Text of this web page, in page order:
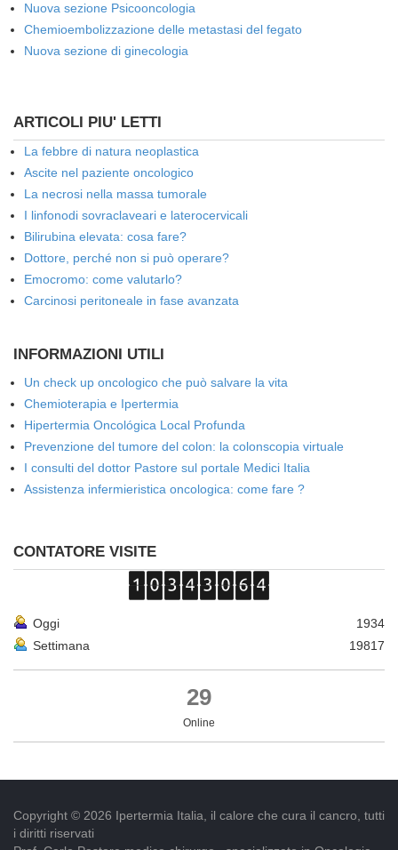
Nuova sezione Psicooncologia
Chemioembolizzazione delle metastasi del fegato
Nuova sezione di ginecologia
ARTICOLI PIU' LETTI
La febbre di natura neoplastica
Ascite nel paziente oncologico
La necrosi nella massa tumorale
I linfonodi sovraclaveari e laterocervicali
Bilirubina elevata: cosa fare?
Dottore, perché non si può operare?
Emocromo: come valutarlo?
Carcinosi peritoneale in fase avanzata
INFORMAZIONI UTILI
Un check up oncologico che può salvare la vita
Chemioterapia e Ipertermia
Hipertermia Oncológica Local Profunda
Prevenzione del tumore del colon: la colonscopia virtuale
I consulti del dottor Pastore sul portale Medici Italia
Assistenza infermieristica oncologica: come fare ?
CONTATORE VISITE
Oggi
1934
Settimana
19817
29
Online
Copyright © 2026 Ipertermia Italia, il calore che cura il cancro, tutti
i diritti riservati